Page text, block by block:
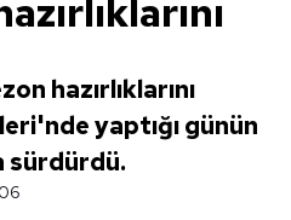
hazırlıklarını
yaptığı günün
sürdürdü.